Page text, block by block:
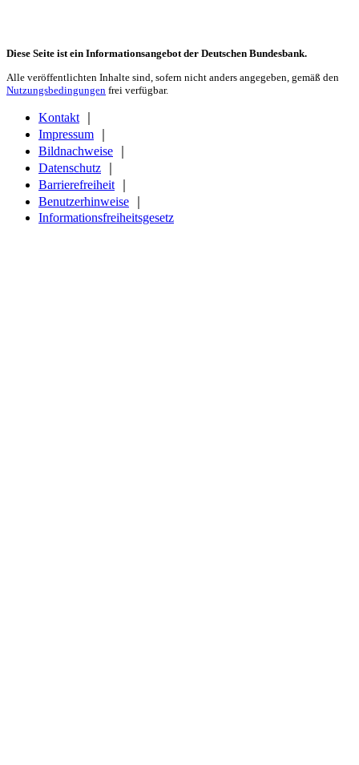
Diese Seite ist ein Informationsangebot der Deutschen Bundesbank.
Alle veröffentlichten Inhalte sind, sofern nicht anders angegeben, gemäß den
Nutzungsbedingungen frei verfügbar.
Kontakt
Impressum
Bildnachweise
Datenschutz
Barrierefreiheit
Benutzerhinweise
Informationsfreiheitsgesetz